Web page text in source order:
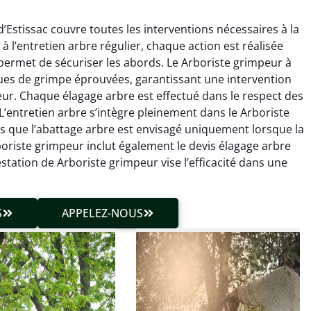
couvre toutes les interventions nécessaires à la
l’entretien arbre régulier, chaque action est réalisée
de sécuriser les abords. Le Arboriste grimpeur à
de grimpe éprouvées, garantissant une intervention
Chaque élagage arbre est effectué dans le respect des
arbre s’intègre pleinement dans le Arboriste
l’abattage arbre est envisagé uniquement lorsque la
grimpeur inclut également le devis élagage arbre
de Arboriste grimpeur vise l’efficacité dans une
APPELEZ-NOUS
Roussel
2025
compliquées. Le
est exactement
à mes attentes.
Julien Caradec
18 juin 2025
Intervention sécurisée,
maîtrisée. Résultat
impeccable.